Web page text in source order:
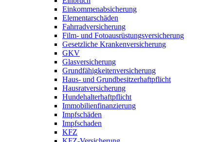
Einkommenabsicherung
Elementarschäden
Fahrradversicherung
Film- und Fotoausrüstungsversicherung
Gesetzliche Krankenversicherung
GKV
Glasversicherung
Grundfähigkeitenversicherung
Haus- und Grundbesitzerhaftpflicht
Hausratversicherung
Hundehalterhaftpflicht
Immobilienfinanzierung
Impfschäden
Impfschaden
KFZ